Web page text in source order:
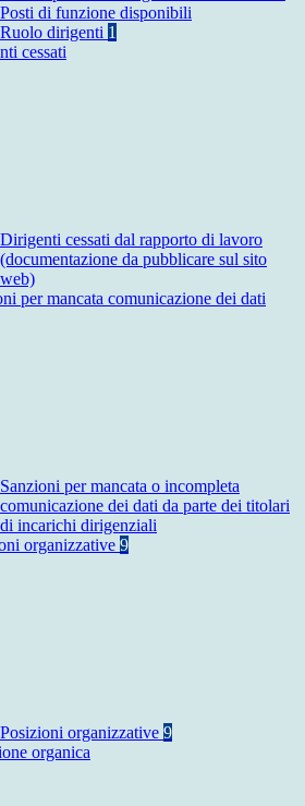
Posti di funzione disponibili
Ruolo dirigenti 1
cessati
Dirigenti cessati dal rapporto di lavoro
(documentazione da pubblicare sul sito
web)
per mancata comunicazione dei dati
Sanzioni per mancata o incompleta
comunicazione dei dati da parte dei titolari
di incarichi dirigenziali
organizzative 9
Posizioni organizzative 9
organica